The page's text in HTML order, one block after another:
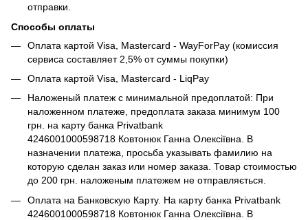
отправки.
Способы оплаты
Оплата картой Visa, Mastercard - WayForPay (комиссия
сервиса составляет 2,5% от суммы покупки)
Оплата картой Visa, Mastercard - LiqPay
Наложеный платеж с минимальной предоплатой: При
наложенном платеже, предоплата заказа минимум 100
грн. на карту банка Privatbank
4246001000598718 Ковтонюк Ганна Олексіївна. В
назначении платежа, просьба указывать фамилию на
которую сделан заказ или номер заказа. Товар стоимостью
до 200 грн. наложеным платежем не отправляється.
Оплата на Банковскую Карту. На карту банка Privatbank
4246001000598718 Ковтонюк Ганна Олексіївна. В